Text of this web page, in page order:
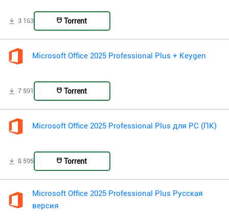
3 163 Torrent
Microsoft Office 2025 Professional Plus + Keygen
7 591 Torrent
Microsoft Office 2025 Professional Plus для PC (ПК)
8 595 Torrent
Microsoft Office 2025 Professional Plus Русская
версия